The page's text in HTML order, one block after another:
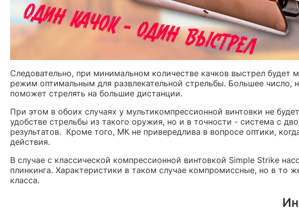
Следовательно, при минимальном количестве качков выстрел
режим оптимальным для развлекательной стрельбы. Большее число,
поможет стрелять на большие дистанции.
При этом в обоих случаях у мультикомпрессионной винтовки не
удобстве стрельбы из такого оружия, но и в точности - система с
результатов. Кроме того, МК не привередлива в вопросе оптики,
действия.
В случае с классической компрессионной винтовкой Simple Strike
плинкинга. Характеристики в таком случае компромиссные, но в
класса.